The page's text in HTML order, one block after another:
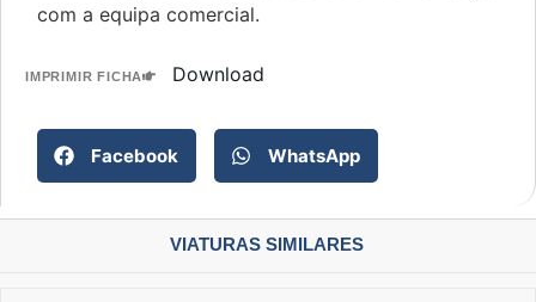
com a equipa comercial.
IMPRIMIR FICHA Download
Facebook WhatsApp
VIATURAS SIMILARES